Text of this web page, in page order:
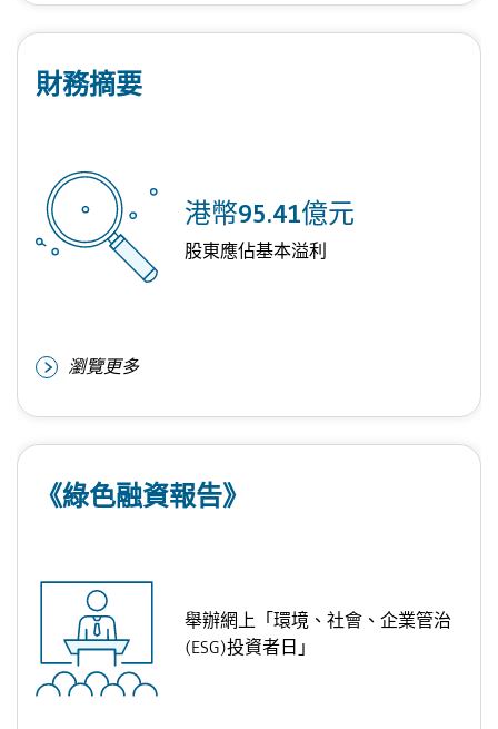
財務摘要
港幣95.41億元
股東應佔基本溢利
瀏覽更多
《綠色融資報告》
舉辦網上「環境、社會、企業管治
(ESG)投資者日」